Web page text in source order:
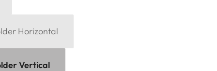
Horizontal
Vertical